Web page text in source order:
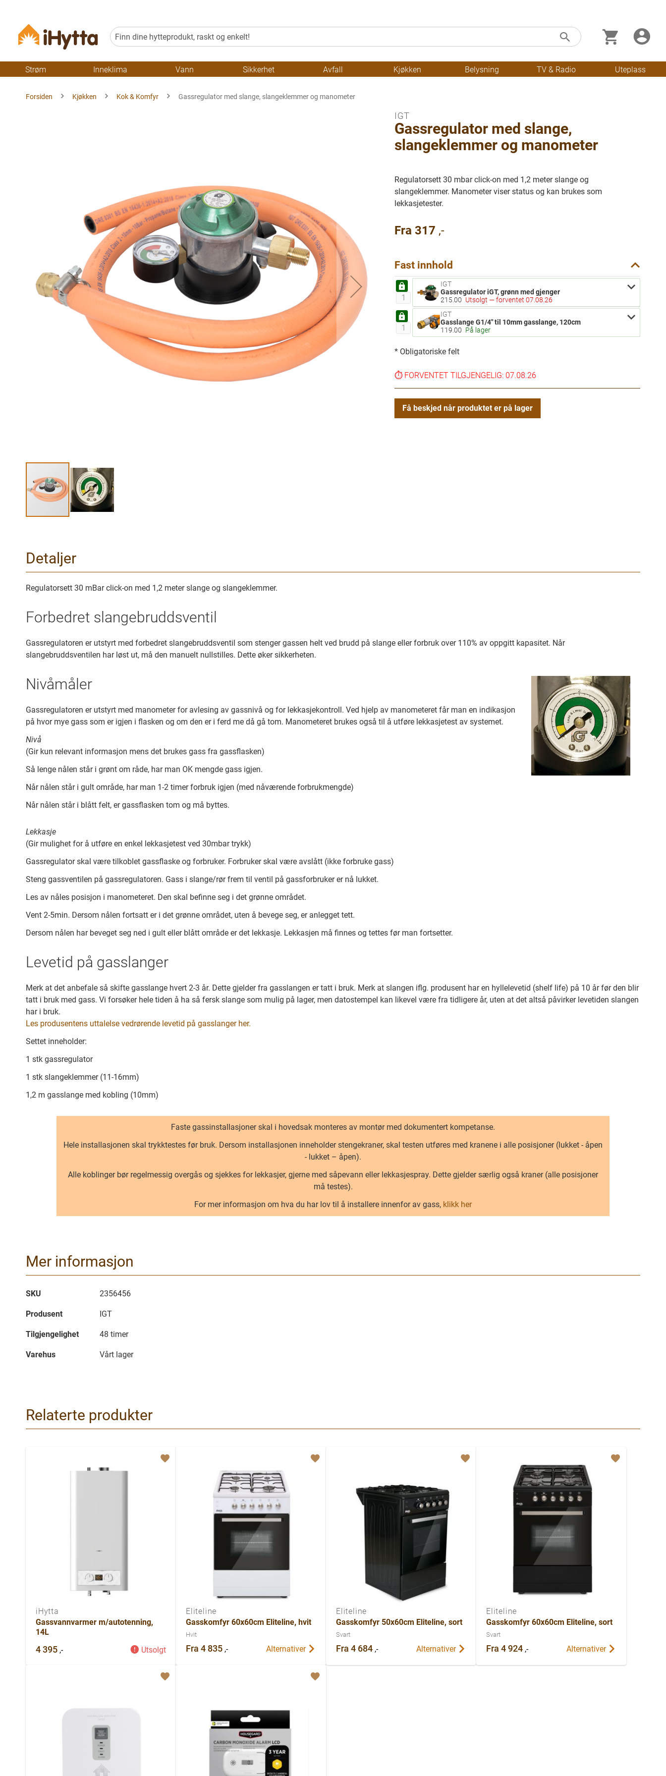
Søk Min
Skip
Strøm
Inneklima Vann Sikkerhet Avfall Kjøkken Belysning TV & Radio Uteplass
Forsiden Kjøkken Kok & Komfyr Gassregulator med slange, slangeklemmer og manometer
av
bilder
galleriet
IGT
Gassregulator med slange,
slangeklemmer og manometer
Regulatorsett 30 mbar click-on med 1,2 meter slange og
slangeklemmer. Manometer viser status og kan brukes som
lekkasjetester.
Fra 317 ,-
Fast innhold
Valgt
Antall for Gassregulator iGT, grønn med gjenger
IGT
Gassregulator iGT, grønn med gjenger
215.00 Utsolgt — forventet 07.08.26
Valgt
Antall for Gasslange G1/4" til 10mm gasslange, 120cm
IGT
Gasslange G1/4" til 10mm gasslange, 120cm
119.00 På lager
* Obligatoriske felt
⏱️ FORVENTET TILGJENGELIG: 07.08.26
Få beskjed når produktet er på lager
Detaljer
Regulatorsett 30 mBar click-on med 1,2 meter slange og slangeklemmer.
Forbedret slangebruddsventil
Gassregulatoren er utstyrt med forbedret slangebruddsventil som stenger gassen helt ved brudd på slange eller forbruk over 110% av oppgitt kapasitet. Når
slangebruddsventilen har løst ut, må den manuelt nullstilles. Dette øker sikkerheten.
Nivåmåler
Gassregulatoren er utstyrt med manometer for avlesing av gassnivå og for lekkasjekontroll. Ved hjelp av manometeret får man en indikasjon
på hvor mye gass som er igjen i flasken og om den er i ferd me då gå tom. Manometeret brukes også til å utføre lekkasjetest av systemet.
Nivå
(Gir kun relevant informasjon mens det brukes gass fra gassflasken)
Så lenge nålen står i grønt om råde, har man OK mengde gass igjen.
Når nålen står i gult område, har man 1-2 timer forbruk igjen (med nåværende forbrukmengde)
Når nålen står i blått felt, er gassflasken tom og må byttes.
Lekkasje
(Gir mulighet for å utføre en enkel lekkasjetest ved 30mbar trykk)
Gassregulator skal være tilkoblet gassflaske og forbruker. Forbruker skal være avslått (ikke forbruke gass)
Steng gassventilen på gassregulatoren. Gass i slange/rør frem til ventil på gassforbruker er nå lukket.
Les av nåles posisjon i manometeret. Den skal befinne seg i det grønne området.
Vent 2-5min. Dersom nålen fortsatt er i det grønne området, uten å bevege seg, er anlegget tett.
Dersom nålen har beveget seg ned i gult eller blått område er det lekkasje. Lekkasjen må finnes og tettes før man fortsetter.
Levetid på gasslanger
Merk at det anbefale så skifte gasslange hvert 2-3 år. Dette gjelder fra gasslangen er tatt i bruk. Merk at slangen iflg. produsent har en hyllelevetid (shelf life) på 10 år før den blir
tatt i bruk med gass. Vi forsøker hele tiden å ha så fersk slange som mulig på lager, men datostempel kan likevel være fra tidligere år, uten at det altså påvirker levetiden slangen
har i bruk.
Les produsentens uttalelse vedrørende levetid på gasslanger her.
Settet inneholder:
1 stk gassregulator
1 stk slangeklemmer (11-16mm)
1,2 m gasslange med kobling (10mm)
Faste gassinstallasjoner skal i hovedsak monteres av montør med dokumentert kompetanse.
Hele installasjonen skal trykktestes før bruk. Dersom installasjonen inneholder stengekraner, skal testen utføres med kranene i alle posisjoner (lukket - åpen
- lukket – åpen).
Alle koblinger bør regelmessig overgås og sjekkes for lekkasjer, gjerne med såpevann eller lekkasjespray. Dette gjelder særlig også kraner (alle posisjoner
må testes).
For mer informasjon om hva du har lov til å installere innenfor av gass, klikk her
Mer informasjon
Mer
SKU 2356456
Produsent IGT
Tilgjengelighet 48 timer
Varehus Vårt lager
Relaterte produkter
iHytta
Gassvannvarmer m/autotenning,
14L
4 395 ,- Utsolgt
Eliteline
Gasskomfyr 60x60cm Eliteline, hvit
Hvit
Fra 4 835 ,- Alternativer
Eliteline
Gasskomfyr 50x60cm Eliteline, sort
Svart
Fra 4 684 ,- Alternativer
Eliteline
Gasskomfyr 60x60cm Eliteline, sort
Svart
Fra 4 924 ,- Alternativer